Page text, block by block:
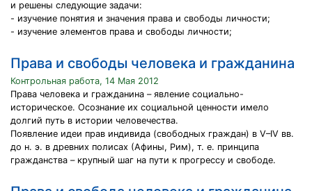
и решены следующие задачи:
- изучение понятия и значения права и свободы личности;
- изучение элементов права и свободы личности;
Права и свободы человека и гражданина
Контрольная работа, 14 Мая 2012
Права человека и гражданина – явление социально-
историческое. Осознание их социальной ценности имело
долгий путь в истории человечества.
Появление идеи прав индивида (свободных граждан) в V–IV вв.
до н. э. в древних полисах (Афины, Рим), т. е. принципа
гражданства – крупный шаг на пути к прогрессу и свободе.